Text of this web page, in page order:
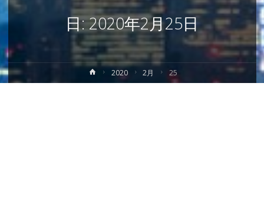
日:2020年2月25日
ホ
ー
2020 2月 25